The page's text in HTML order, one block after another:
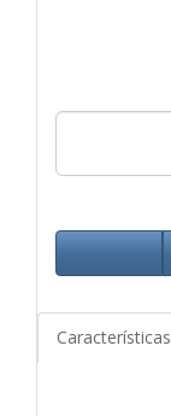
Características